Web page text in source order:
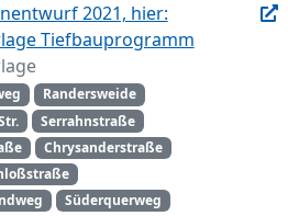
2021, hier:
Tiefbauprogramm
Randersweide
Serrahnstraße
Chrysanderstraße
Süderquerweg